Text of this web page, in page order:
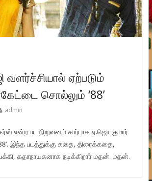
வளர்ச்சியால் ஏற்படும்
சொல்லும் ‘88’
admin
என்ற பட நிறுவனம் சார்பாக ஏ.ஜெயகுமார்
இந்த படத்துக்கு கதை, திரைக்கதை,
கதாநாயகனாக நடிக்கிறார் மதன். மதன்.